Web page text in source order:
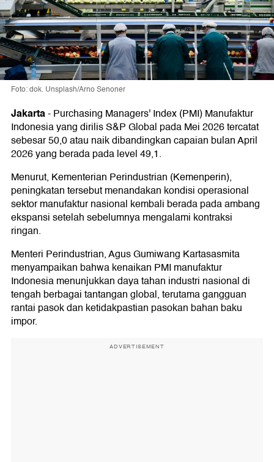
Foto: dok. Unsplash/Arno Senoner
Jakarta-Purchasing Managers' Index (PMI) Manufaktur
Indonesia yang dirilis S&P Global pada Mei 2026 tercatat
sebesar 50,0 atau naik dibandingkan capaian bulan April
2026 yang berada pada level 49,1.
Menurut, Kementerian Perindustrian (Kemenperin),
peningkatan tersebut menandakan kondisi operasional
sektor manufaktur nasional kembali berada pada ambang
ekspansi setelah sebelumnya mengalami kontraksi
ringan.
Menteri Perindustrian, Agus Gumiwang Kartasasmita
menyampaikan bahwa kenaikan PMI manufaktur
Indonesia menunjukkan daya tahan industri nasional di
tengah berbagai tantangan global, terutama gangguan
rantai pasok dan ketidakpastian pasokan bahan baku
impor.
ADVERTISEMENT